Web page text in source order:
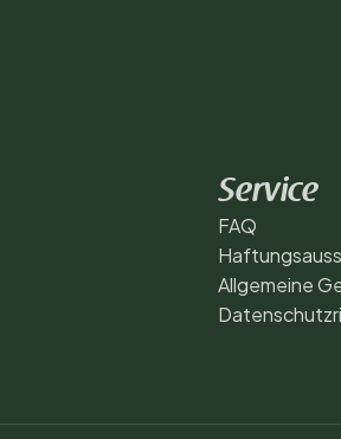
Service
FAQ
Allgemeine